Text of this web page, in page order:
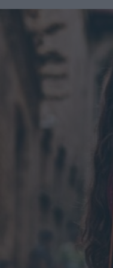
Fair Steven Williams,
California ed ex
Plastic Surgeons - ora
artificiale e un
po' meno sinuose [...]
strumento efficace per
complessivo delle
Levine suggerisce
ai miei pazienti che
intervento, è
10-15 chili dopo la
essere ottimale".
mantenere un peso